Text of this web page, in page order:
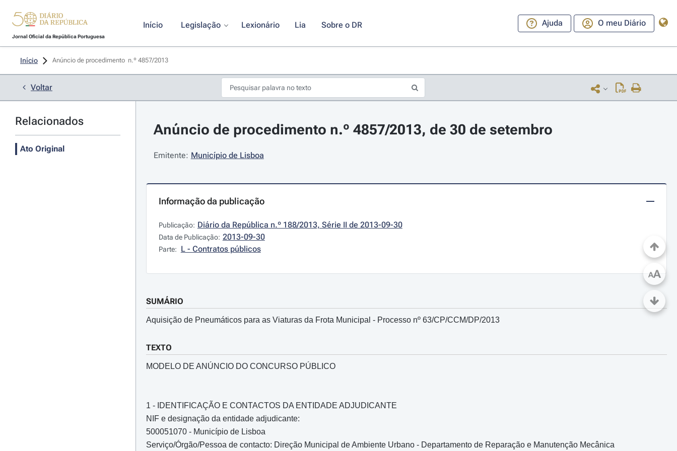
Jornal Oficial da República Portuguesa
Início Legislação Lexionário Lia Sobre o DR Ajuda O meu Diário
Início Anúncio de procedimento  n.º 4857/2013
Voltar
Relacionados
Ato Original
Anúncio de procedimento n.º 4857/2013, de 30 de setembro
Emitente: Município de Lisboa
Informação da publicação
Publicação: Diário da República n.º 188/2013, Série II de 2013-09-30
Data de Publicação: 2013-09-30
Parte: L - Contratos públicos
SUMÁRIO
Aquisição de Pneumáticos para as Viaturas da Frota Municipal - Processo nº 63/CP/CCM/DP/2013
TEXTO
MODELO DE ANÚNCIO DO CONCURSO PÚBLICO
1 - IDENTIFICAÇÃO E CONTACTOS DA ENTIDADE ADJUDICANTE
NIF e designação da entidade adjudicante:
500051070 - Município de Lisboa
Serviço/Órgão/Pessoa de contacto: Direção Municipal de Ambiente Urbano - Departamento de Reparação e Manutenção Mecânica
AA